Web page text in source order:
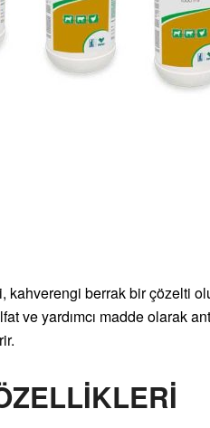
kahverengi berrak bir çözelti
ve yardımcı madde olarak